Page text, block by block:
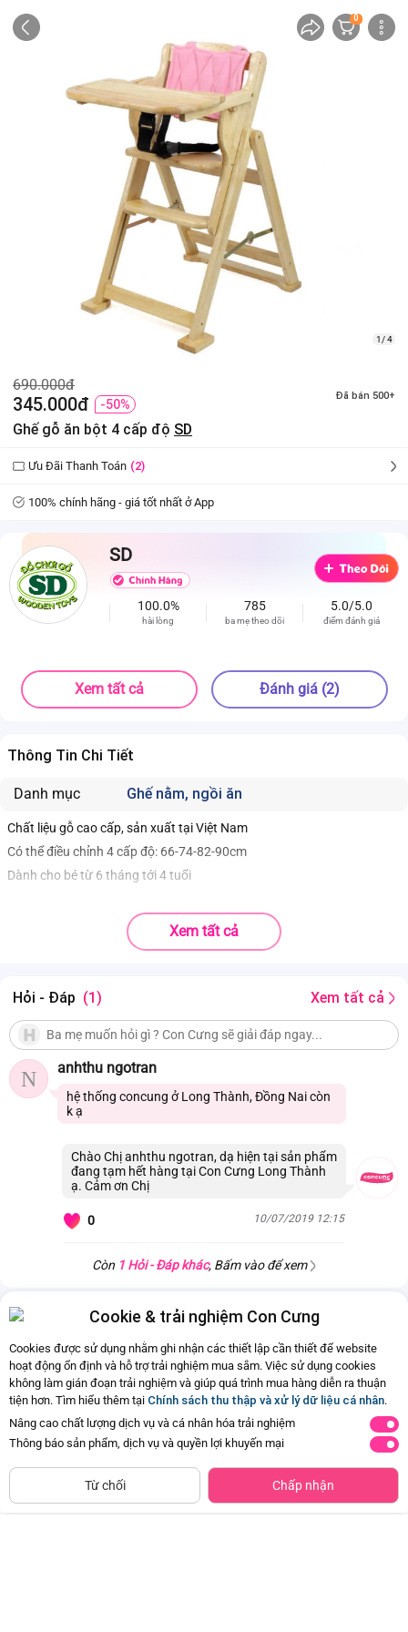
0
1/ 4
690.000đ
345.000đ -50%
Đã bán 500+
Ghế gỗ ăn bột 4 cấp độ SD
Ưu Đãi Thanh Toán (2)
100% chính hãng - giá tốt nhất ở App
SD
100.0%
hài lòng
785
ba mẹ theo dõi
5.0/5.0
điểm đánh giá
Xem tất cả Đánh giá (2)
Thông Tin Chi Tiết
Danh mục Ghế nằm, ngồi ăn
Chất liệu gỗ cao cấp, sản xuất tại Việt Nam
Có thể điều chỉnh 4 cấp độ: 66-74-82-90cm
Dành cho bé từ 6 tháng tới 4 tuổi
Xem tất cả
Hỏi - Đáp (1) Xem tất cả
N anhthu ngotran
hệ thống concung ở Long Thành, Đồng Nai còn
k ạ
Chào Chị anhthu ngotran, dạ hiện tại sản phẩm
đang tạm hết hàng tại Con Cưng Long Thành
ạ. Cảm ơn Chị
0 10/07/2019 12:15
Còn 1 Hỏi - Đáp khác, Bấm vào để xem
Hiện chưa có sản phẩm phù hợp
với tiêu chí của ba mẹ đã chọn.
CHỈ BÁN TẠI CỬA HÀNG
Cookie & trải nghiệm Con Cưng
Cookies được sử dụng nhằm ghi nhận các thiết lập cần thiết để website
hoạt động ổn định và hỗ trợ trải nghiệm mua sắm. Việc sử dụng cookies
không làm gián đoạn trải nghiệm và giúp quá trình mua hàng diễn ra thuận
tiện hơn. Tìm hiểu thêm tại Chính sách thu thập và xử lý dữ liệu cá nhân.
Nâng cao chất lượng dịch vụ và cá nhân hóa trải nghiệm
Thông báo sản phẩm, dịch vụ và quyền lợi khuyến mại
Từ chối Chấp nhận